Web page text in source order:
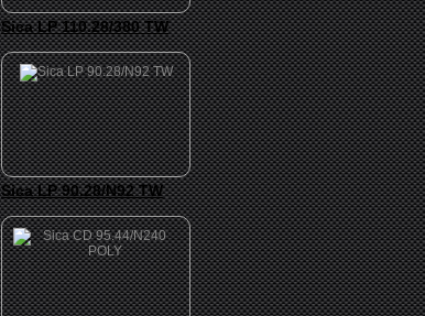
Sica LP 110.28/380 TW
Sica LP 90.28/N92 TW